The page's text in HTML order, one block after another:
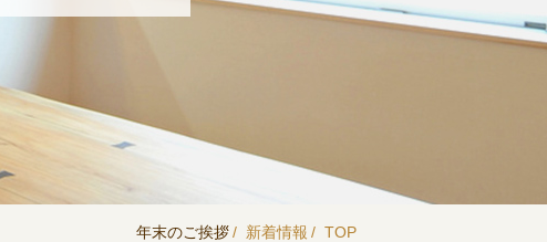
TOP
新着情報
年末のご挨拶